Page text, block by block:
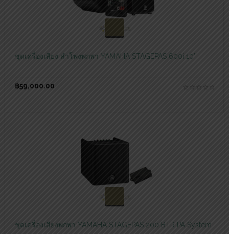
สอบถามและสั่งซื้อสินค้า
ชุดเครื่องเสียง ลำโพงพกพา YAMAHA STAGEPAS 600i 10″
฿59,000.00
ชุดเครื่องเสียงพกพา YAMAHA STAGEPAS 200 BTR PA System